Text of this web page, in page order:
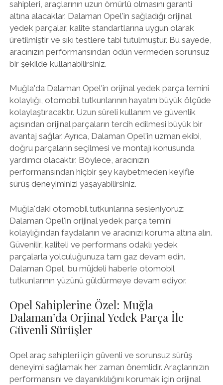
sahipleri, araçlarının uzun ömürlü olmasını garanti
altına alacaklar. Dalaman Opel'in sağladığı orijinal
yedek parçalar, kalite standartlarına uygun olarak
üretilmiştir ve sıkı testlere tabi tutulmuştur. Bu sayede,
aracınızın performansından ödün vermeden sorunsuz
bir şekilde kullanabilirsiniz.
Muğla'da Dalaman Opel'in orijinal yedek parça temini
kolaylığı, otomobil tutkunlarının hayatını büyük ölçüde
kolaylaştıracaktır. Uzun süreli kullanım ve güvenlik
açısından orijinal parçaların tercih edilmesi büyük bir
avantaj sağlar. Ayrıca, Dalaman Opel'in uzman ekibi,
doğru parçaların seçilmesi ve montajı konusunda
yardımcı olacaktır. Böylece, aracınızın
performansından hiçbir şey kaybetmeden keyifle
sürüş deneyiminizi yaşayabilirsiniz.
Muğla'daki otomobil tutkunlarına sesleniyoruz:
Dalaman Opel'in orijinal yedek parça temini
kolaylığından faydalanın ve aracınızı koruma altına alın.
Güvenilir, kaliteli ve performans odaklı yedek
parçalarla yolculuğunuza tam gaz devam edin.
Dalaman Opel, bu müjdeli haberle otomobil
tutkunlarının yüzünü güldürmeye devam ediyor.
Opel Sahiplerine Özel: Muğla
Dalaman’da Orjinal Yedek Parça İle
Güvenli Sürüşler
Opel araç sahipleri için güvenli ve sorunsuz sürüş
deneyimi sağlamak her zaman önemlidir. Araçlarınızın
performansını ve dayanıklılığını korumak için orijinal